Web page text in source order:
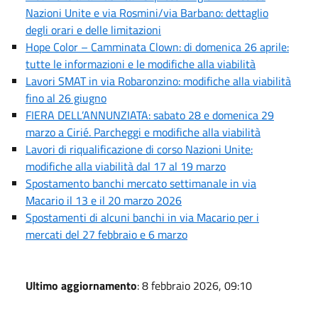
Nazioni Unite e via Rosmini/via Barbano: dettaglio
degli orari e delle limitazioni
Hope Color – Camminata Clown: di domenica 26 aprile:
tutte le informazioni e le modifiche alla viabilità
Lavori SMAT in via Robaronzino: modifiche alla viabilità
fino al 26 giugno
FIERA DELL’ANNUNZIATA: sabato 28 e domenica 29
marzo a Cirié. Parcheggi e modifiche alla viabilità
Lavori di riqualificazione di corso Nazioni Unite:
modifiche alla viabilità dal 17 al 19 marzo
Spostamento banchi mercato settimanale in via
Macario il 13 e il 20 marzo 2026
Spostamenti di alcuni banchi in via Macario per i
mercati del 27 febbraio e 6 marzo
Ultimo aggiornamento: 8 febbraio 2026, 09:10